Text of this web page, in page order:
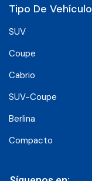
Tipo De Vehículo
SUV
Coupe
Cabrio
SUV-Coupe
Berlina
Compacto